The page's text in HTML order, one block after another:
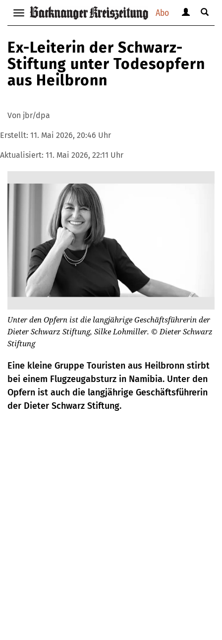
Abo
Navigation
anzeigen
verbergen
anzeigen
verbergen
Suche
Ex-Leiterin der Schwarz-
Stiftung unter Todesopfern
aus Heilbronn
Von jbr/dpa
Erstellt: 11. Mai 2026, 20:46 Uhr
Aktualisiert: 11. Mai 2026, 22:11 Uhr
Unter den Opfern ist die langjährige Geschäftsführerin der
Dieter Schwarz Stiftung, Silke Lohmiller. © Dieter Schwarz
Stiftung
Eine kleine Gruppe Touristen aus Heilbronn stirbt
bei einem Flugzeugabsturz in Namibia. Unter den
Opfern ist auch die langjährige Geschäftsführerin
der Dieter Schwarz Stiftung.